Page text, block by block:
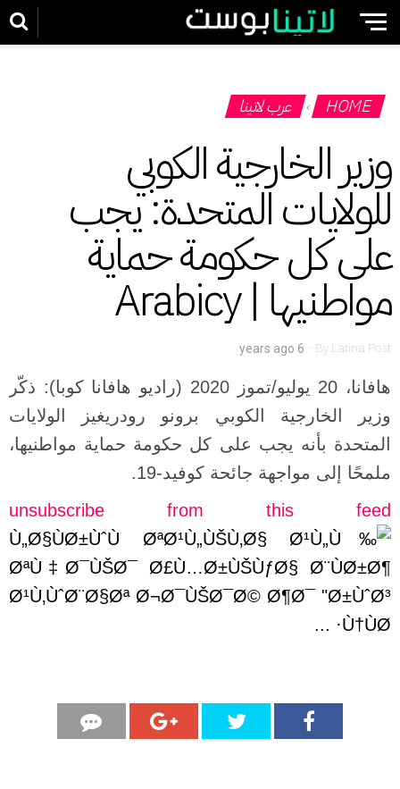
HOME
› عرب لاتينا
وزير الخارجية الكوبي
للولايات المتحدة: يجب
على كل حكومة حماية
مواطنيها | Arabicy
ByLatina Post
-
6 years ago
هافانا، 20 يوليو/تموز 2020 (راديو هافانا كوبا): ذكّر
وزير الخارجية الكوبي برونو رودريغيز الولايات
المتحدة بأنه يجب على كل حكومة حماية مواطنيها،
ملمحًا إلى مواجهة جائحة كوفيد-19.
unsubscribe from this feed